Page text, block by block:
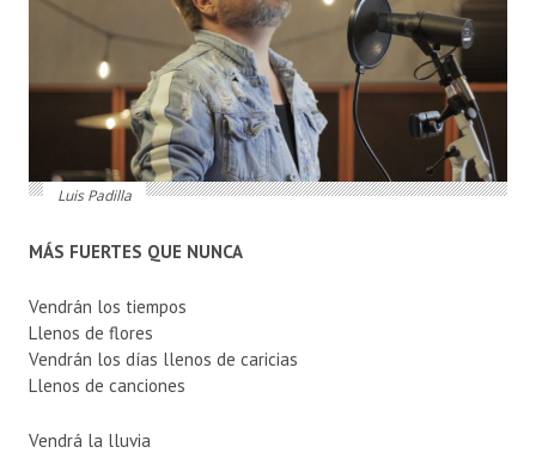
Luis Padilla
MÁS FUERTES QUE NUNCA
Vendrán los tiempos
Llenos de flores
Vendrán los días llenos de caricias
Llenos de canciones
Vendrá la lluvia